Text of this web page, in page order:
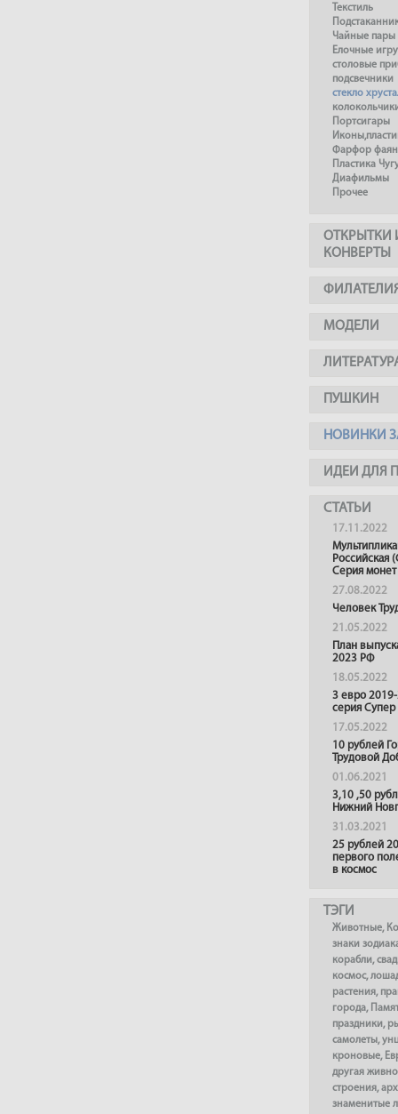
Текстиль
Чайные пары
Елочные
столовые
подсвечники
стекло
Портсигары
Фарфор
Пластика
Диафильмы
Прочее
ОТКРЫТКИ
КОНВЕРТЫ
МОДЕЛИ
ПУШКИН
НОВИНКИ
ИДЕИ ДЛЯ
СТАТЬИ
17.11.2022
Российская
Серия монет
27.08.2022
Человек
21.05.2022
План
2023 РФ
18.05.2022
3 евро
серия
17.05.2022
10 рублей
Трудовой
01.06.2021
3,10 ,50
Нижний
31.03.2021
25 рублей
первого
в космос
ТЭГИ
Животные,
знаки
корабли,
космос,
растения,
города,
праздники,
самолеты,
кроновые,
другая
строения,
знаменитые